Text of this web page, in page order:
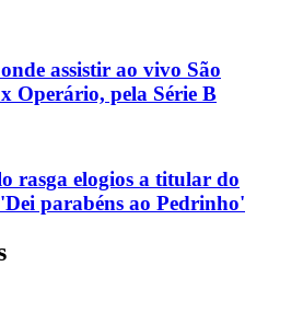
assistir ao vivo São
Operário, pela Série B
rasga elogios a titular do
parabéns ao Pedrinho'